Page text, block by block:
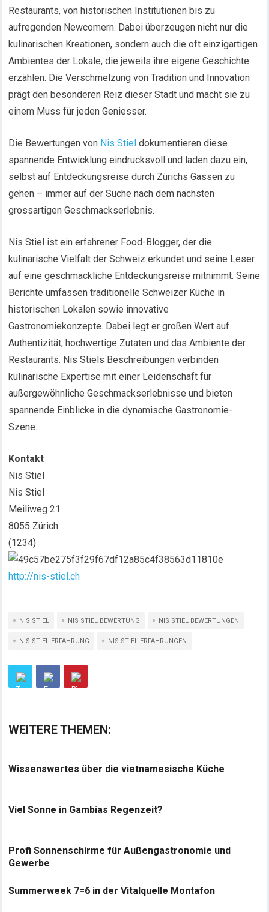
Restaurants, von historischen Institutionen bis zu
aufregenden Newcomern. Dabei überzeugen nicht nur die
kulinarischen Kreationen, sondern auch die oft einzigartigen
Ambientes der Lokale, die jeweils ihre eigene Geschichte
erzählen. Die Verschmelzung von Tradition und Innovation
prägt den besonderen Reiz dieser Stadt und macht sie zu
einem Muss für jeden Geniesser.
Die Bewertungen von Nis Stiel dokumentieren diese
spannende Entwicklung eindrucksvoll und laden dazu ein,
selbst auf Entdeckungsreise durch Zürichs Gassen zu
gehen – immer auf der Suche nach dem nächsten
grossartigen Geschmackserlebnis.
Nis Stiel ist ein erfahrener Food-Blogger, der die
kulinarische Vielfalt der Schweiz erkundet und seine Leser
auf eine geschmackliche Entdeckungsreise mitnimmt. Seine
Berichte umfassen traditionelle Schweizer Küche in
historischen Lokalen sowie innovative
Gastronomiekonzepte. Dabei legt er großen Wert auf
Authentizität, hochwertige Zutaten und das Ambiente der
Restaurants. Nis Stiels Beschreibungen verbinden
kulinarische Expertise mit einer Leidenschaft für
außergewöhnliche Geschmackserlebnisse und bieten
spannende Einblicke in die dynamische Gastronomie-
Szene.
Kontakt
Nis Stiel
Nis Stiel
Meiliweg 21
8055 Zürich
(1234)
http://nis-stiel.ch
NIS STIEL NIS STIEL BEWERTUNG NIS STIEL BEWERTUNGEN
NIS STIEL ERFAHRUNG NIS STIEL ERFAHRUNGEN
WEITERE THEMEN:
Wissenswertes über die vietnamesische Küche
Viel Sonne in Gambias Regenzeit?
Profi Sonnenschirme für Außengastronomie und
Gewerbe
Summerweek 7=6 in der Vitalquelle Montafon